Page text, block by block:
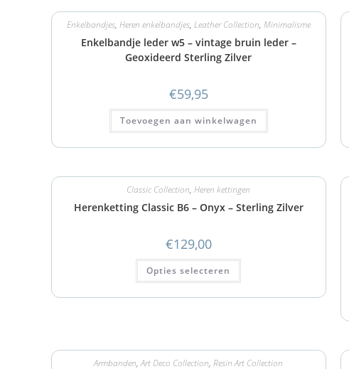
Enkelbandjes, Heren enkelbandjes, Leather Collection, Minimalisme
Enkelbandje leder w5 – vintage bruin leder –
Geoxideerd Sterling Zilver
€59,95
Toevoegen aan winkelwagen
Classic Collection,Heren kettingen
Herenketting Classic B6 – Onyx – Sterling Zilver
€129,00
Opties selecteren
Armbanden,Art Deco Collection,Resin Art Collection